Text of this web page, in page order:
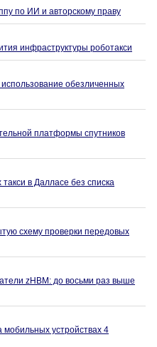
по ИИ и авторскому праву
инфраструктуры роботакси
обезличенных
платформы спутников
в Далласе без списка
схему проверки передовых
zHBM: до восьми раз выше
мобильных устройствах 4